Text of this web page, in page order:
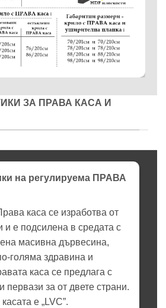
ЗА ПРАВА КАСА И
на регулируема ПРАВА
каса се изработва от
и е подсилена в средата с
масивна дървесина,
голяма здравина и
каса се предлага с
первази за от двете страни.
е „LVC”.